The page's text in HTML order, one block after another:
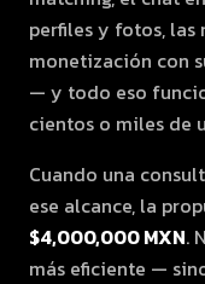
perfiles y fotos, las
monetización con
— y todo eso
cientos o miles de
Cuando una
ese alcance, la
$4,000,000 MXN.
más eficiente —